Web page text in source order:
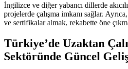
İngilizce ve diğer yabancı dillerde
projelerde çalışma imkanı sağlar.
ve sertifikalar almak, rekabette öne
Türkiye’de Uzaktan
Sektöründe Güncel